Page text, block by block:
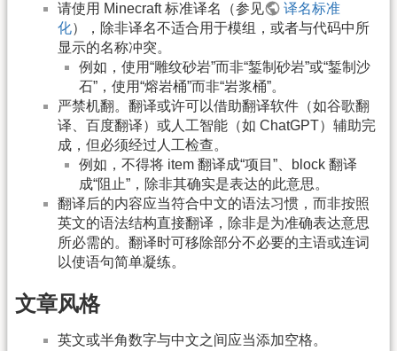
请使用 Minecraft 标准译名（参见
译名标准
化），除非译名不适合用于模组，或者与代码中所
显示的名称冲突。
例如，使用“雕纹砂岩”而非“錾制砂岩”或“錾制沙
石”，使用“熔岩桶”而非“岩浆桶”。
严禁机翻。翻译或许可以借助翻译软件（如谷歌翻
译、百度翻译）或人工智能（如 ChatGPT）辅助完
成，但必须经过人工检查。
例如，不得将 item 翻译成“项目”、block 翻译
成“阻止”，除非其确实是表达的此意思。
翻译后的内容应当符合中文的语法习惯，而非按照
英文的语法结构直接翻译，除非是为准确表达意思
所必需的。翻译时可移除部分不必要的主语或连词
以使语句简单凝练。
文章风格
英文或半角数字与中文之间应当添加空格。